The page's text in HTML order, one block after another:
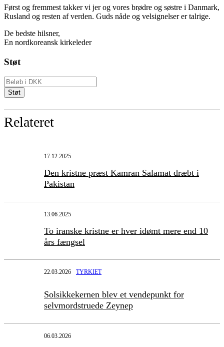
Først og fremmest takker vi jerog vores brødre og søstre i Danmark,
Rusland og resten af verden. Guds nåde og velsignelser er talrige.
De bedste hilsner,
En nordkoreansk kirkeleder
Støt
Relateret
17.12.2025
Den kristne præst Kamran Salamat dræbt i
Pakistan
13.06.2025
To iranske kristne er hver idømt mere end 10
års fængsel
22.03.2026 TYRKIET
Solsikkekernen blev et vendepunkt for
selvmordstruede Zeynep
06.03.2026